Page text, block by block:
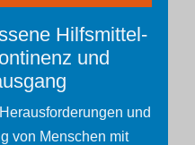
Hilfsmittel-
und
und
von Menschen mit